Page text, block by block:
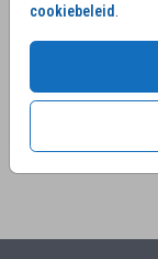
cookiebeleid